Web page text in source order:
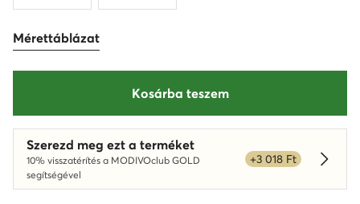
Mérettáblázat
Kosárba teszem
Szerezd meg ezt a terméket
10% visszatérítés a MODIVOclub GOLD
segítségével
+3 018 Ft